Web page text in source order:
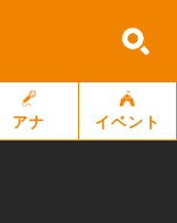
アナ イベント